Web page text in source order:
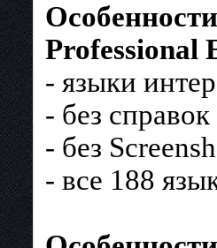
- языки
- без
- без
- все 188